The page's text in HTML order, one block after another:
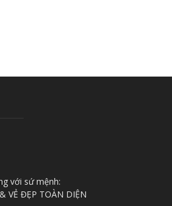
với sứ mệnh:
VẺ ĐẸP TOÀN DIỆN